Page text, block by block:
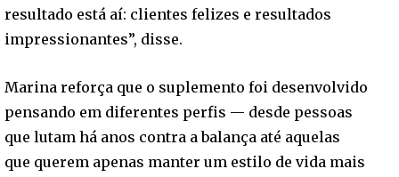
resultado está aí: clientes felizes e resultados
impressionantes”, disse.
Marina reforça que o suplemento foi desenvolvido
pensando em diferentes perfis — desde pessoas
que lutam há anos contra a balança até aquelas
que querem apenas manter um estilo de vida mais